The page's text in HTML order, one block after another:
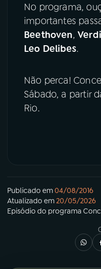
No programa,
importantes
Beethoven, Verdi
Leo Delibes.
Não perca!
Sábado, a partir
Rio.
Publicado em04/08/2016
Atualizado em20/05/2026
Episódio do programa